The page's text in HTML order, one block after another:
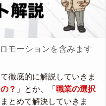
モーションを含みます
徹底的に解説していきま
？ 」とか、「 職業の選択
とめて解決していきま